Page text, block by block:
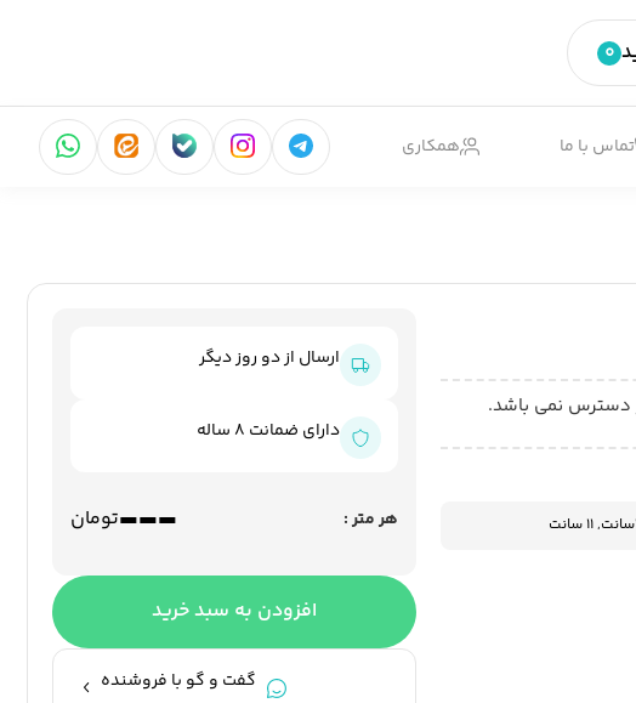
0
تماس با ما همکاری
دسترس نمی باشد.
ارسال از دو روز دیگر
دارای ضمانت 8 ساله
---تومان هر متر :
افزودن به سبد خرید
گفت و گو با فروشنده